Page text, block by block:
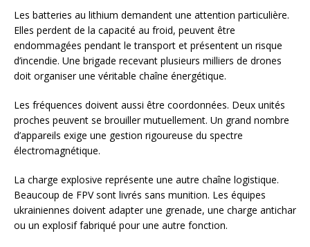
Les batteries au lithium demandent une attention particulière.
Elles perdent de la capacité au froid, peuvent être
endommagées pendant le transport et présentent un risque
d’incendie. Une brigade recevant plusieurs milliers de drones
doit organiser une véritable chaîne énergétique.
Les fréquences doivent aussi être coordonnées. Deux unités
proches peuvent se brouiller mutuellement. Un grand nombre
d’appareils exige une gestion rigoureuse du spectre
électromagnétique.
La charge explosive représente une autre chaîne logistique.
Beaucoup de FPV sont livrés sans munition. Les équipes
ukrainiennes doivent adapter une grenade, une charge antichar
ou un explosif fabriqué pour une autre fonction.